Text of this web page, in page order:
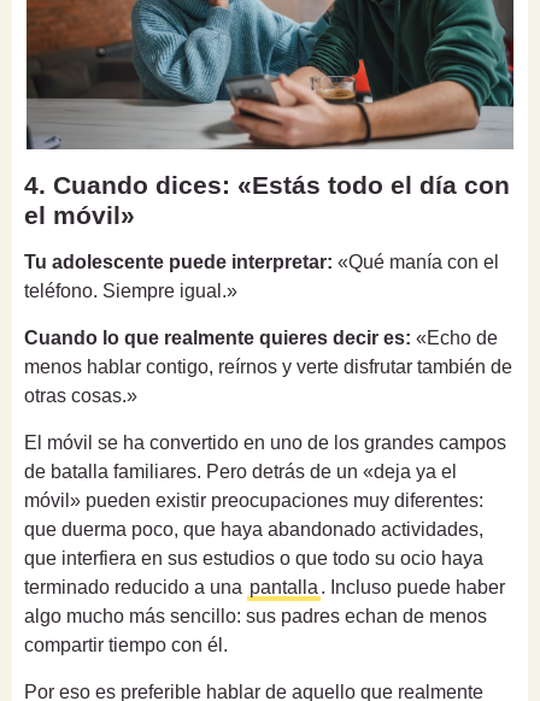
4. Cuando dices: «Estás todo el día con
el móvil»
Tu adolescente puede interpretar: «Qué manía con el
teléfono. Siempre igual.»
Cuando lo que realmente quieres decir es: «Echo de
menos hablar contigo, reírnos y verte disfrutar también de
otras cosas.»
El móvil se ha convertido en uno de los grandes campos
de batalla familiares. Pero detrás de un «deja ya el
móvil» pueden existir preocupaciones muy diferentes:
que duerma poco, que haya abandonado actividades,
que interfiera en sus estudios o que todo su ocio haya
terminado reducido a una pantalla . Incluso puede haber
algo mucho más sencillo: sus padres echan de menos
compartir tiempo con él.
Por eso es preferible hablar de aquello que realmente